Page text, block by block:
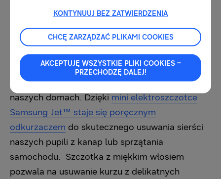
Dopełnieniem bezprzewodowego odkurzacza
Samsung Jet™ są precyzyjne akcesoria, które
ułatwią dotarcie do każdego zakamarka w
naszych domach. Dzięki mini elektroszczotce
Samsung Jet™ staje się poręcznym
odkurzaczem do skutecznego usuwania sierści
naszych pupili z kanap lub sprzątania
samochodu. Szczotka z miękkim włosiem
pozwala na usuwanie kurzu z delikatnych
KONTYNUUJ BEZ ZATWIERDZENIA
CHCĘ ZARZĄDZAĆ PLIKAMI COOKIES
AKCEPTUJĘ WSZYSTKIE PLIKI COOKIES –
PRZECHODZĘ DALEJ!